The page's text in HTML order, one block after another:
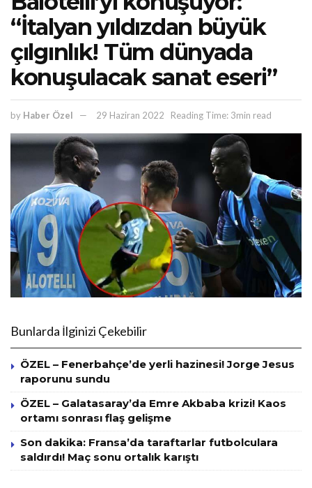
“İtalyan yıldızdan büyük
çılgınlık! Tüm dünyada
konuşulacak sanat eseri”
by Haber Özel 29 Haziran 2022 Reading Time: 3min read
Bunlarda İlginizi Çekebilir
ÖZEL – Fenerbahçe’de yerli hazinesi! Jorge Jesus
raporunu sundu
ÖZEL – Galatasaray’da Emre Akbaba krizi! Kaos
ortamı sonrası flaş gelişme
Son dakika: Fransa’da taraftarlar futbolculara
saldırdı! Maç sonu ortalık karıştı